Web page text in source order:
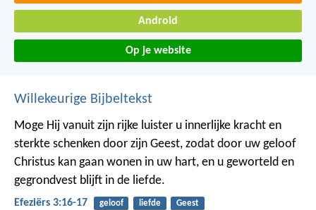
Android
Op je website
Willekeurige Bijbeltekst
Moge Hij vanuit zijn rijke luister u innerlijke kracht en
sterkte schenken door zijn Geest, zodat door uw geloof
Christus kan gaan wonen in uw hart, en u geworteld en
gegrondvest blijft in de liefde.
Efeziërs 3:16-17 geloof liefde Geest